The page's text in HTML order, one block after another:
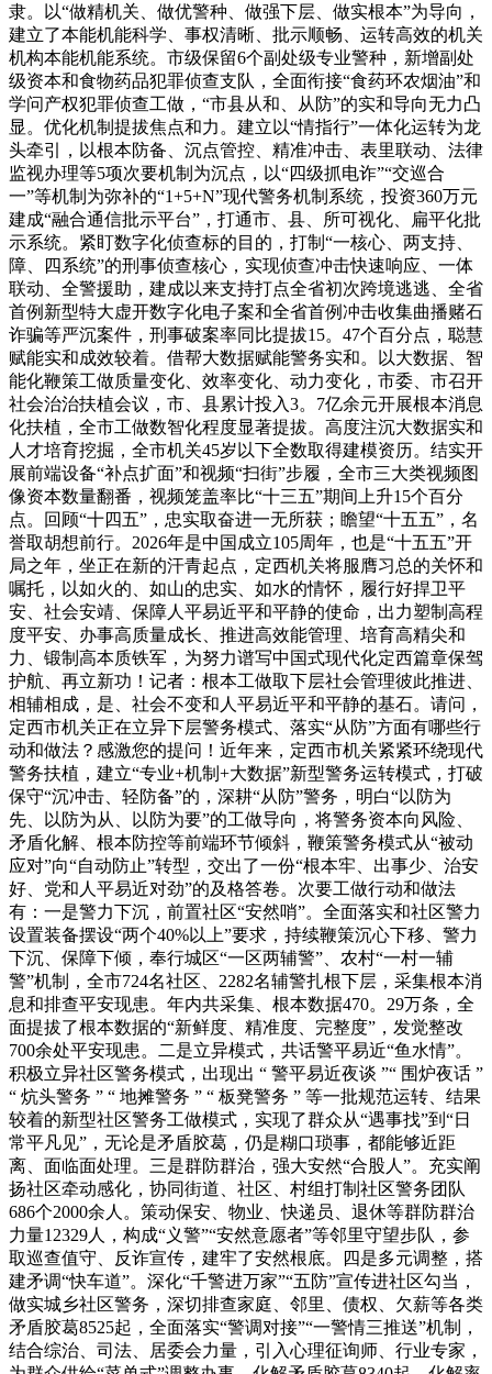
隶。以“做精机关、做优警种、做强下层、做实根本”为导向，
建立了本能机能科学、事权清晰、批示顺畅、运转高效的机关
机构本能机能系统。市级保留6个副处级专业警种，新增副处
级资本和食物药品犯罪侦查支队，全面衔接“食药环农烟油”和
学问产权犯罪侦查工做，“市县从和、从防”的实和导向无力凸
显。优化机制提拔焦点和力。建立以“情指行”一体化运转为龙
头牵引，以根本防备、沉点管控、精准冲击、表里联动、法律
监视办理等5项次要机制为沉点，以“四级抓电诈”“交巡合
一”等机制为弥补的“1+5+N”现代警务机制系统，投资360万元
建成“融合通信批示平台”，打通市、县、所可视化、扁平化批
示系统。紧盯数字化侦查标的目的，打制“一核心、两支持、
障、四系统”的刑事侦查核心，实现侦查冲击快速响应、一体
联动、全警援助，建成以来支持打点全省初次跨境逃逃、全省
首例新型特大虚开数字化电子案和全省首例冲击收集曲播赌石
诈骗等严沉案件，刑事破案率同比提拔15。47个百分点，聪慧
赋能实和成效较着。借帮大数据赋能警务实和。以大数据、智
能化鞭策工做质量变化、效率变化、动力变化，市委、市召开
社会治治扶植会议，市、县累计投入3。7亿余元开展根本消息
化扶植，全市工做数智化程度显著提拔。高度注沉大数据实和
人才培育挖掘，全市机关45岁以下全数取得建模资历。结实开
展前端设备“补点扩面”和视频“扫街”步履，全市三大类视频图
像资本数量翻番，视频笼盖率比“十三五”期间上升15个百分
点。回顾“十四五”，忠实取奋进一无所获；瞻望“十五五”，名
誉取胡想前行。2026年是中国成立105周年，也是“十五五”开
局之年，坐正在新的汗青起点，定西机关将服膺习总的关怀和
嘱托，以如火的、如山的忠实、如水的情怀，履行好捍卫平
安、社会安靖、保障人平易近平和平静的使命，出力塑制高程
度平安、办事高质量成长、推进高效能管理、培育高精尖和
力、锻制高本质铁军，为努力谱写中国式现代化定西篇章保驾
护航、再立新功！记者：根本工做取下层社会管理彼此推进、
相辅相成，是、社会不变和人平易近平和平静的基石。请问，
定西市机关正在立异下层警务模式、落实“从防”方面有哪些行
动和做法？感激您的提问！近年来，定西市机关紧紧环绕现代
警务扶植，建立“专业+机制+大数据”新型警务运转模式，打破
保守“沉冲击、轻防备”的，深耕“从防”警务，明白“以防为
先、以防为从、以防为要”的工做导向，将警务资本向风险、
矛盾化解、根本防控等前端环节倾斜，鞭策警务模式从“被动
应对”向“自动防止”转型，交出了一份“根本牢、出事少、治安
好、党和人平易近对劲”的及格答卷。次要工做行动和做法
有：一是警力下沉，前置社区“安然哨”。全面落实和社区警力
设置装备摆设“两个40%以上”要求，持续鞭策沉心下移、警力
下沉、保障下倾，奉行城区“一区两辅警”、农村“一村一辅
警”机制，全市724名社区、2282名辅警扎根下层，采集根本消
息和排查平安现患。年内共采集、根本数据470。29万条，全
面提拔了根本数据的“新鲜度、精准度、完整度”，发觉整改
700余处平安现患。二是立异模式，共话警平易近“鱼水情”。
积极立异社区警务模式，出现出 “ 警平易近夜谈 ”“ 围炉夜话 ”
“ 炕头警务 ” “ 地摊警务 ” “ 板凳警务 ” 等一批规范运转、结果
较着的新型社区警务工做模式，实现了群众从“遇事找”到“日
常平凡见”，无论是矛盾胶葛，仍是糊口琐事，都能够近距
离、面临面处理。三是群防群治，强大安然“合股人”。充实阐
扬社区牵动感化，协同街道、社区、村组打制社区警务团队
686个2000余人。策动保安、物业、快递员、退休等群防群治
力量12329人，构成“义警”“安然意愿者”等邻里守望步队，参
取巡查值守、反诈宣传，建牢了安然根底。四是多元调整，搭
建矛调“快车道”。深化“千警进万家”“五防”宣传进社区勾当，
做实城乡社区警务，深切排查家庭、邻里、债权、欠薪等各类
矛盾胶葛8525起，全面落实“警调对接”“一警情三推送”机制，
结合综治、司法、居委会力量，引入心理征询师、行业专家，